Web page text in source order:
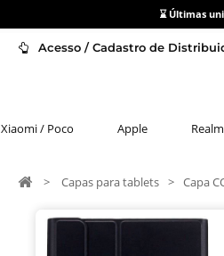
⌛ Últimas
Acesso / Cadastro de
Xiaomi / Poco Apple
> Capas para tablets > Capa